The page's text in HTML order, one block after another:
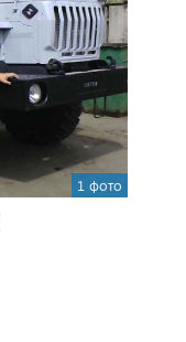
1 фото